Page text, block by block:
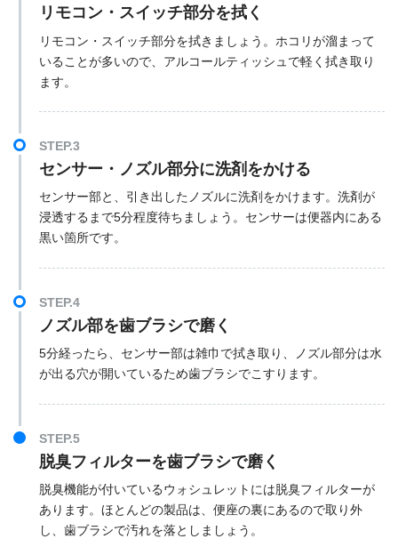
リモコン・スイッチ部分を拭く
リモコン・スイッチ部分を拭きましょう。ホコリが溜まって
いることが多いので、アルコールティッシュで軽く拭き取り
ます。
STEP.3
センサー・ノズル部分に洗剤をかける
センサー部と、引き出したノズルに洗剤をかけます。洗剤が
浸透するまで5分程度待ちましょう。センサーは便器内にある
黒い箇所です。
STEP.4
ノズル部を歯ブラシで磨く
5分経ったら、センサー部は雑巾で拭き取り、ノズル部分は水
が出る穴が開いているため歯ブラシでこすります。
STEP.5
脱臭フィルターを歯ブラシで磨く
脱臭機能が付いているウォシュレットには脱臭フィルターが
あります。ほとんどの製品は、便座の裏にあるので取り外
し、歯ブラシで汚れを落としましょう。